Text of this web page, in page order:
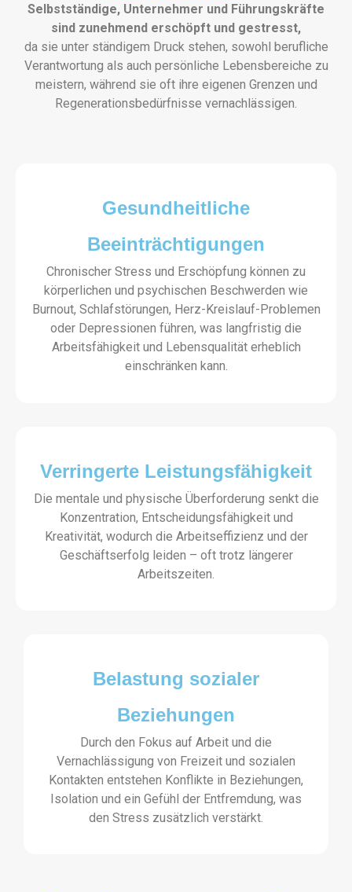
Selbstständige, Unternehmer und Führungskräfte
sind zunehmend erschöpft und gestresst,
da sie unter ständigem Druck stehen, sowohl berufliche
Verantwortung als auch persönliche Lebensbereiche zu
meistern, während sie oft ihre eigenen Grenzen und
Regenerationsbedürfnisse vernachlässigen.
Gesundheitliche
Beeinträchtigungen
Chronischer Stress und Erschöpfung können zu
körperlichen und psychischen Beschwerden wie
Burnout, Schlafstörungen, Herz-Kreislauf-Problemen
oder Depressionen führen, was langfristig die
Arbeitsfähigkeit und Lebensqualität erheblich
einschränken kann.
Verringerte Leistungsfähigkeit
Die mentale und physische Überforderung senkt die
Konzentration, Entscheidungsfähigkeit und
Kreativität, wodurch die Arbeitseffizienz und der
Geschäftserfolg leiden – oft trotz längerer
Arbeitszeiten.
Belastung sozialer
Beziehungen
Durch den Fokus auf Arbeit und die
Vernachlässigung von Freizeit und sozialen
Kontakten entstehen Konflikte in Beziehungen,
Isolation und ein Gefühl der Entfremdung, was
den Stress zusätzlich verstärkt.